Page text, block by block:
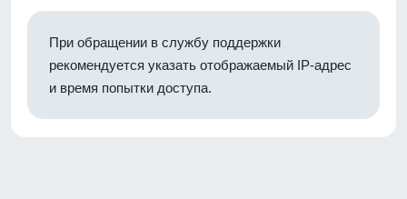
При обращении в службу поддержки
рекомендуется указать отображаемый IP-адрес
и время попытки доступа.